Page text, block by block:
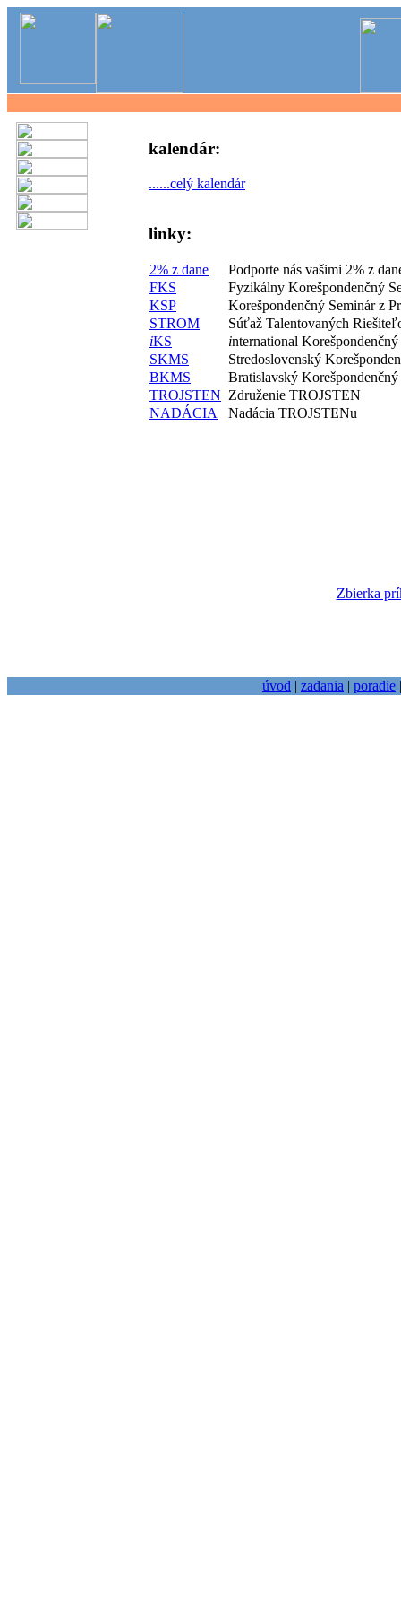
kalendár:
......celý kalendár
linky:
2% z dane
Podporte nás vašimi 2% z
FKS
Fyzikálny Korešpondenčný
KSP
Korešpondenčný Seminár z
STROM
Súťaž Talentovaných
iKS international Korešpondenčný
SKMS
Stredoslovenský
BKMS
Bratislavský
TROJSTEN Združenie TROJSTEN
NADÁCIA
Nadácia TROJSTENu
Zbierka
úvod | zadania | poradie